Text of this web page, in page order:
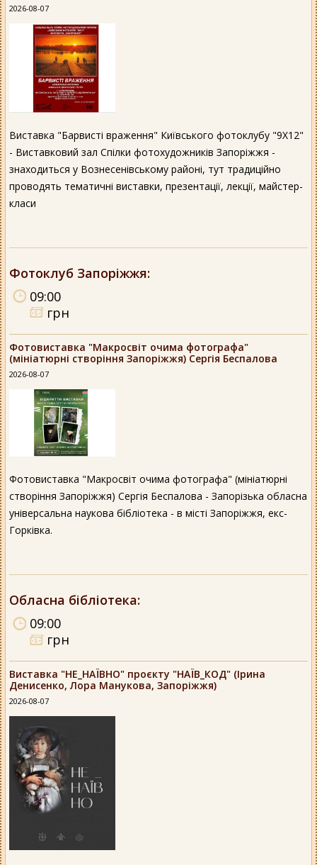
2026-08-07
Виставка "Барвисті враження" Київського фотоклубу "9Х12"
- Виставковий зал Спілки фотохудожників Запоріжжя -
знаходиться у Вознесенівському районі, тут традиційно
проводять тематичні виставки, презентації, лекції, майстер-
класи
Фотоклуб Запоріжжя:
09:00
грн
Фотовиставка "Макросвіт очима фотографа"
(мініатюрні створіння Запоріжжя) Сергія Беспалова
2026-08-07
Фотовиставка "Макросвіт очима фотографа" (мініатюрні
створіння Запоріжжя) Сергія Беспалова - Запорізька обласна
універсальна наукова бібліотека - в місті Запоріжжя, екс-
Горківка.
Обласна бібліотека:
09:00
грн
Виставка "НЕ_НАЇВНО" проєкту "НАЇВ_КОД" (Ірина
Денисенко, Лора Манукова, Запоріжжя)
2026-08-07